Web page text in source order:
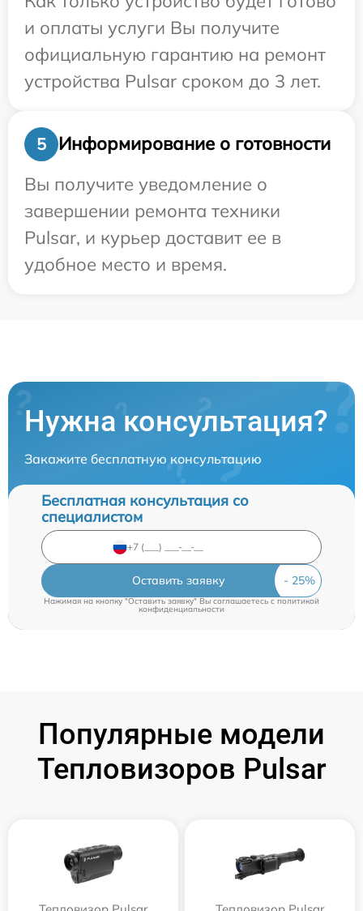
и оплаты услуги Вы получите
официальную гарантию на ремонт
устройства Pulsar сроком до 3 лет.
5
Информирование о готовности
Вы получите уведомление о
завершении ремонта техники
Pulsar, и курьер доставит ее в
удобное место и время.
Нужна консультация?
Закажите бесплатную консультацию
Бесплатная консультация со
специалистом
Оставить заявку
Нажимая на кнопку "Оставить заявку" Вы соглашаетесь cполитикой
конфиденциальности
Популярные модели
Тепловизоров Pulsar